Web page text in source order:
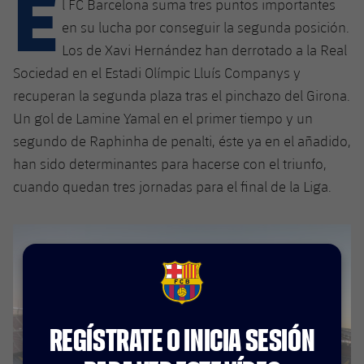
plusicon
más
Instalaciones
Spotify Camp Nou
Palau Blaugrana
La Masia
Servicios
plusicon
más
SUB13
SUB12
SUB11 A
SUB10 A
SUB8 A
SUB13 B
SUB12 C
SUB11 C
Entradas
Gameday Shows
Resultados
Clasificación
Fotos
Palmarés
Base
Barça Atlètic
Junior
Cadete A
Cadete B
Campus Verano
PLUSICON
MÁS
Primer Equipo
plusicon
más
Actualidad
Jugadores
Barça Atlètic
plusicon
más
Actualidad
Jugadores
Base
plusicon
más
Cadete B
PLUSICON
MÁS
Calendario
plusicon
Actualidad
l FC Barcelona suma tres puntos importantes
en su lucha por conseguir la segunda posición.
Los de Xavi Hernández han derrotado a la Real
Sociedad en el Estadi Olímpic Lluís Companys y
recuperan la segunda plaza tras el pinchazo del Girona.
Un gol de Lamine Yamal en el primer tiempo y un
segundo de Raphinha de penalti, éste ya en el añadido,
han sido determinantes para hacerse con el triunfo,
cuando quedan tres jornadas para el final de la Liga.
FCB Barcelona badge
REGÍSTRATE O INICIA SESIÓN